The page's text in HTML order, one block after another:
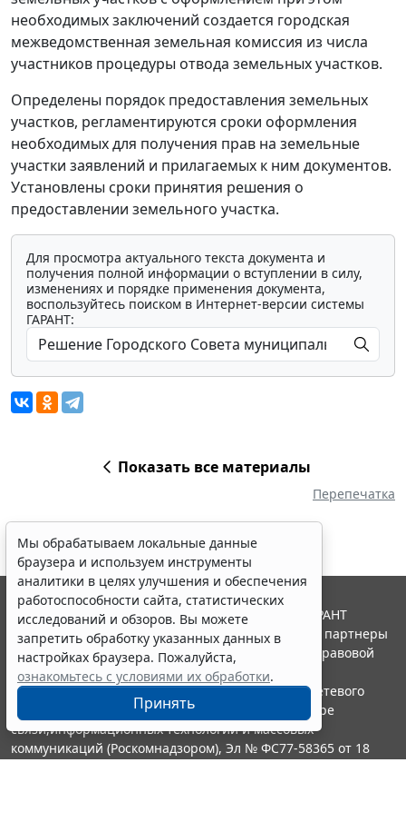
необходимых заключений создается городская
межведомственная земельная комиссия из числа
участников процедуры отвода земельных участков.
Определены порядок предоставления земельных
участков, регламентируются сроки оформления
необходимых для получения прав на земельные
участки заявлений и прилагаемых к ним документов.
Установлены сроки принятия решения о
предоставлении земельного участка.
Для просмотра актуального текста документа и
получения полной информации о вступлении в силу,
изменениях и порядке применения документа,
воспользуйтесь поиском в Интернет-версии системы
ГАРАНТ:
Показать все материалы
Перепечатка
Мы обрабатываем локальные данные
браузера и используем инструменты
аналитики в целях улучшения и обеспечения
работоспособности сайта, статистических
исследований и обзоров. Вы можете
запретить обработку указанных данных в
настройках браузера. Пожалуйста,
ознакомьтесь с условиями их обработки.
Принять
© ООО "НПП "ГАРАНТ-СЕРВИС", 2026. Система ГАРАНТ
выпускается с 1990 года. Компания "Гарант" и ее партнеры
являются участниками Российской ассоциации правовой
информации ГАРАНТ.
Портал ГАРАНТ.РУ зарегистрирован в качестве сетевого
издания Федеральной службой по надзору в сфере
связи,информационных технологий и массовых
коммуникаций (Роскомнадзором), Эл № ФС77-58365 от 18